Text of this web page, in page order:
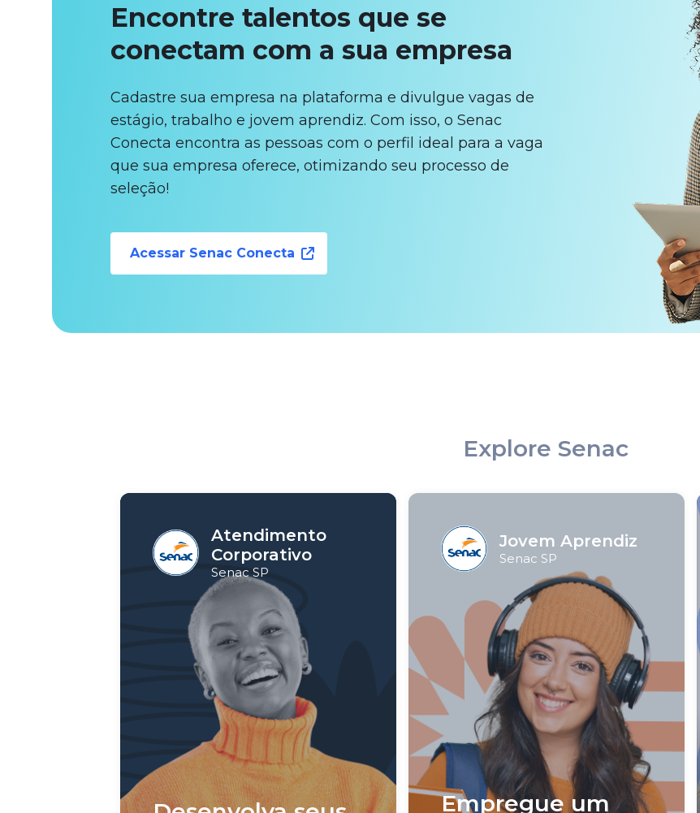
Encontre talentos que se
conectam com a sua empresa
Cadastre sua empresa na plataforma e divulgue vagas de
estágio, trabalho e jovem aprendiz. Com isso, o Senac
Conecta encontra as pessoas com o perfil ideal para a vaga
que sua empresa oferece, otimizando seu processo de
seleção!
Acessar Senac Conecta
Explore Senac
Atendimento
Corporativo
Senac SP
Jovem Aprendiz
Senac SP
Empregue um